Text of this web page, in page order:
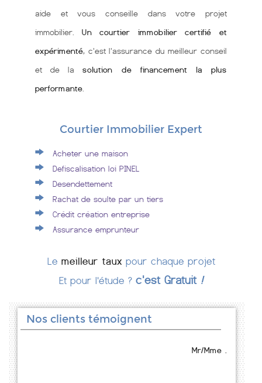
aide et vous conseille dans votre projet
immobilier. Un courtier immobilier certifié et
expérimenté, c'est l'assurance du meilleur conseil
et de lasolution de financement la plus
performante
Courtier Immobilier Expert
Acheter une maison
Defiscalisation loi PINEL
Desendettement
Rachat de soulte par un tiers
Crédit création entreprise
Assurance emprunteur
Le meilleur taux pour chaque projet
Et pour l'étude ? c'est Gratuit !
Nos clients témoignent
Mr/Mme .